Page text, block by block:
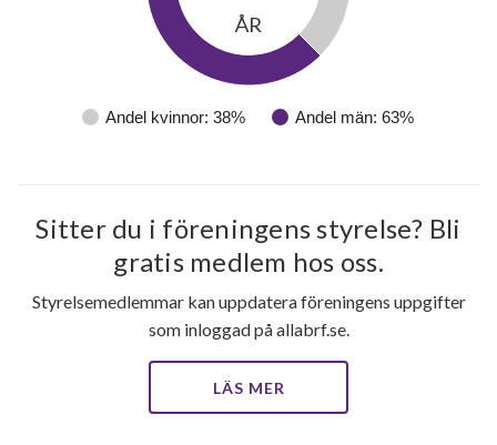
Andel kvinnor: 38% Andel män: 63%
ÅR
Sitter du i föreningens styrelse? Bli
gratis medlem hos oss.
Styrelsemedlemmar kan uppdatera föreningens uppgifter
som inloggad på allabrf.se.
LÄS MER